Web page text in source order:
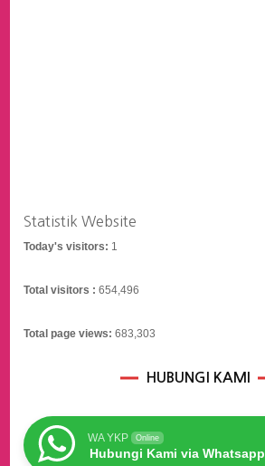
Statistik Website
Today's visitors: 1
Total visitors :654,496
Total page views:683,303
HUBUNGI KAMI
WA YKP Online
Hubungi Kami via Whatsapp